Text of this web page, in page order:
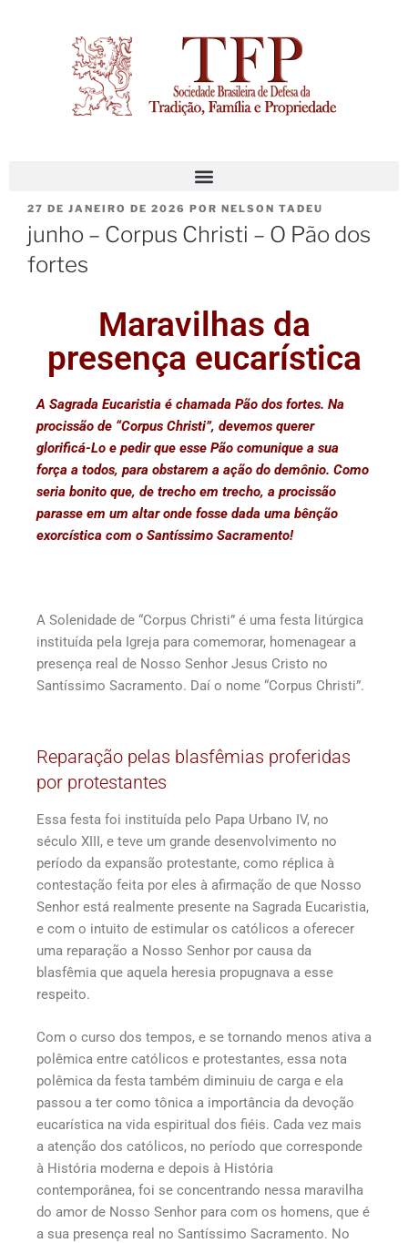
27 DE JANEIRO DE 2026 POR NELSON TADEU
junho – Corpus Christi – O Pão dos
fortes
Maravilhas da
presença eucarística
A Sagrada Eucaristia é chamada Pão dos fortes. Na
procissão de “Corpus Christi”, devemos querer
glorificá-Lo e pedir que esse Pão comunique a sua
força a todos, para obstarem a ação do demônio. Como
seria bonito que, de trecho em trecho, a procissão
parasse em um altar onde fosse dada uma bênção
exorcística com o Santíssimo Sacramento!
A Solenidade de “Corpus Christi” é uma festa litúrgica
instituída pela Igreja para comemorar, homenagear a
presença real de Nosso Senhor Jesus Cristo no
Santíssimo Sacramento. Daí o nome “Corpus Christi”.
Reparação pelas blasfêmias proferidas
por protestantes
Essa festa foi instituída pelo Papa Urbano IV, no
século XIII, e teve um grande desenvolvimento no
período da expansão protestante, como réplica à
contestação feita por eles à afirmação de que Nosso
Senhor está realmente presente na Sagrada Eucaristia,
e com o intuito de estimular os católicos a oferecer
uma reparação a Nosso Senhor por causa da
blasfêmia que aquela heresia propugnava a esse
respeito.
Com o curso dos tempos, e se tornando menos ativa a
polêmica entre católicos e protestantes, essa nota
polêmica da festa também diminuiu de carga e ela
passou a ter como tônica a importância da devoção
eucarística na vida espiritual dos fiéis. Cada vez mais
a atenção dos católicos, no período que corresponde
à História moderna e depois à História
contemporânea, foi se concentrando nessa maravilha
do amor de Nosso Senhor para com os homens, que é
a sua presença real no Santíssimo Sacramento. No